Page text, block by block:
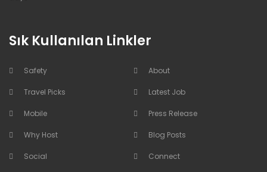
Sık Kullanılan Linkler
Safety About
Travel Picks Latest Job
Mobile Press Release
Why Host Blog Posts
Social Connect